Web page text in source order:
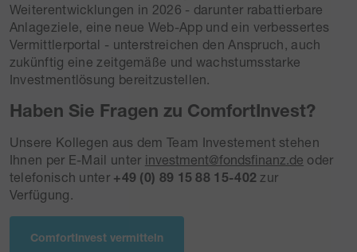
Weiterentwicklungen in 2026 - darunter rabattierbare
Anlageziele, eine neue Web-App und ein verbessertes
Vermittlerportal - unterstreichen den Anspruch, auch
zukünftig eine zeitgemäße und wachstumsstarke
Investmentlösung bereitzustellen.
Haben Sie Fragen zu ComfortInvest?
Unsere Kollegen aus dem Team Investement stehen
Ihnen per E-Mail unter investment@fondsfinanz.de oder
telefonisch unter +49 (0) 89 15 88 15-402 zur
Verfügung.
ComfortInvest vermitteln